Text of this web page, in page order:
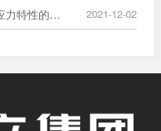
• 预应力固定管板换热器预变形与应力特性的数值分析 2021-12-02